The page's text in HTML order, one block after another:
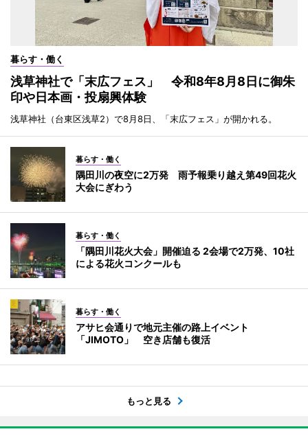
暮らす・働く
浅草神社で「末広フェス」 令和8年8月8日に御朱
印や日本画・投扇興体験
浅草神社（台東区浅草2）で8月8日、「末広フェス」が開かれる。
暮らす・働く
隅田川の夜空に2万発 雨予報乗り越え第49回花火
大会にぎわう
暮らす・働く
「隅田川花火大会」開催迫る 2会場で2万発、10社
による花火コンクールも
暮らす・働く
アサヒ会通りで地元主催の路上イベント
「JIMOTO」 空き店舗も復活
もっと見る